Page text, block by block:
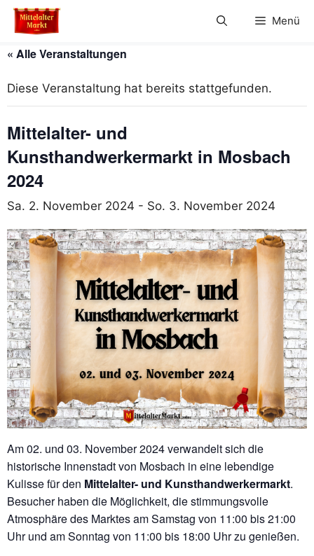
Zum
Inhalt
Menü
« Alle Veranstaltungen
Diese Veranstaltung hat bereits stattgefunden.
Mittelalter- und
Kunsthandwerkermarkt in Mosbach
2024
Sa. 2. November 2024 - So. 3. November 2024
Am 02. und 03. November 2024 verwandelt sich die
historische Innenstadt von Mosbach in eine lebendige
Kulisse für den Mittelalter- und Kunsthandwerkermarkt.
Besucher haben die Möglichkeit, die stimmungsvolle
Atmosphäre des Marktes am Samstag von 11:00 bis 21:00
Uhr und am Sonntag von 11:00 bis 18:00 Uhr zu genießen.